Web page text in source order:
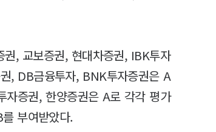
, 교보증권, 현대차증권, IBK투자
, DB금융투자, BNK투자증권은 A
자증권, 한양증권은 A로 각각 평가
부여받았다.